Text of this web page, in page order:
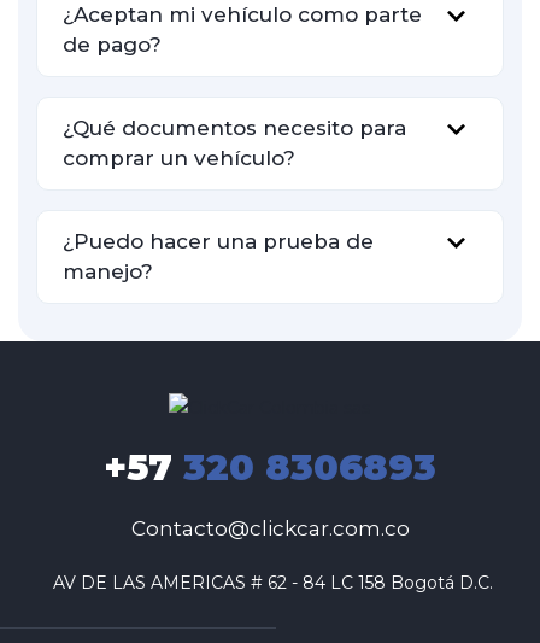
¿Aceptan mi vehículo como parte
de pago?
¿Qué documentos necesito para
comprar un vehículo?
¿Puedo hacer una prueba de
manejo?
+57 320 8306893
Contacto@clickcar.com.co
AV DE LAS AMERICAS # 62 - 84 LC 158 Bogotá D.C.